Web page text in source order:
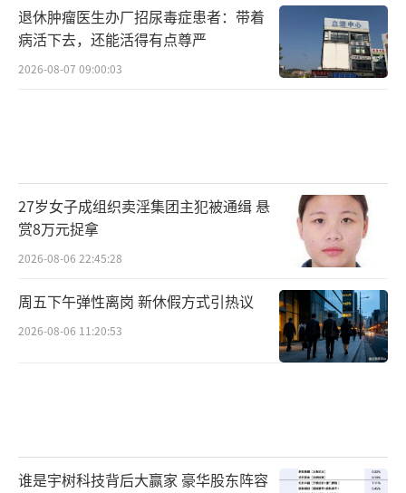
退休肿瘤医生办厂招尿毒症患者：带着
病活下去，还能活得有点尊严
2026-08-07 09:00:03
27岁女子成组织卖淫集团主犯被通缉 悬
赏8万元捉拿
2026-08-06 22:45:28
周五下午弹性离岗 新休假方式引热议
2026-08-06 11:20:53
谁是宇树科技背后大赢家 豪华股东阵容